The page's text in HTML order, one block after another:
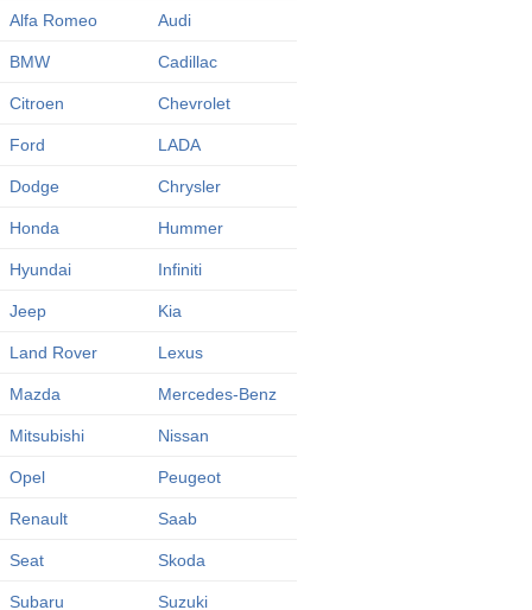
Alfa Romeo Audi
BMW Cadillac
Citroen Chevrolet
Ford LADA
Dodge Chrysler
Honda Hummer
Hyundai Infiniti
Jeep Kia
Land Rover Lexus
Mazda Mercedes-Benz
Mitsubishi Nissan
Opel Peugeot
Renault Saab
Seat Skoda
Subaru Suzuki